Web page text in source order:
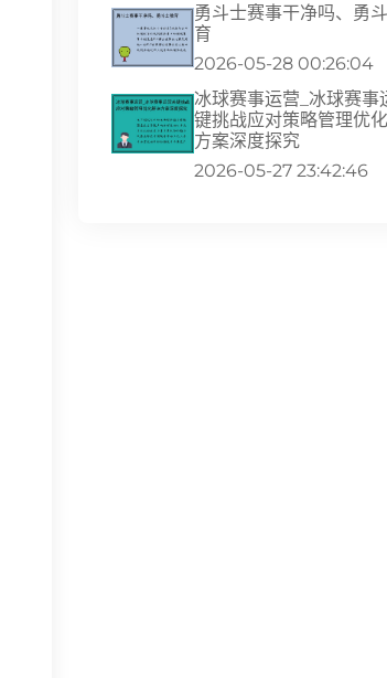
勇斗士赛事干净吗、勇
育
2026-05-28 00:26:04
冰球赛事运营_冰球赛事
键挑战应对策略管理优
方案深度探究
2026-05-27 23:42:46